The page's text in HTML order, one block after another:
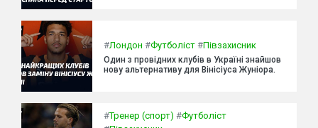
#Лондон #Футболіст #Півзахисник
Один з провідних клубів в Україні знайшов
нову альтернативу для Вінісіуса Жуніора.
#Тренер (спорт) #Футболіст